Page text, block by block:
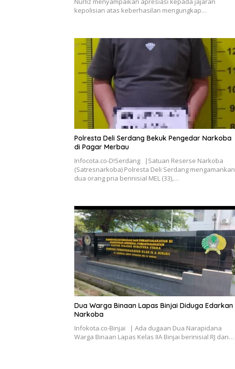
kepolisian atas keberhasilan mengungkap…
Polresta Deli Serdang Bekuk Pengedar Narkoba
di Pagar Merbau
Infocota.co-D!Serdang |Satuan Reserse Narkoba
(Satresnarkoba) Polresta Deli Serdang mengamankan
dua orang pria berinisial MEL (33),…
Dua Warga Binaan Lapas Binjai Diduga Edarkan
Narkoba
Infokota.co-Binjai | Ada dugaan Dua Narapidana
Warga Binaan Lapas Kelas IIA Binjai berinisial RJ dan…